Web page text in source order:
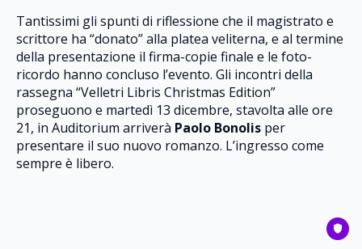
Tantissimi gli spunti di riflessione che il magistrato e
scrittore ha “donato” alla platea veliterna, e al termine
della presentazione il firma-copie finale e le foto-
ricordo hanno concluso l’evento. Gli incontri della
rassegna “Velletri Libris Christmas Edition”
proseguono e martedì 13 dicembre, stavolta alle ore
21, in Auditorium arriverà Paolo Bonolis per
presentare il suo nuovo romanzo. L’ingresso come
sempre è libero.